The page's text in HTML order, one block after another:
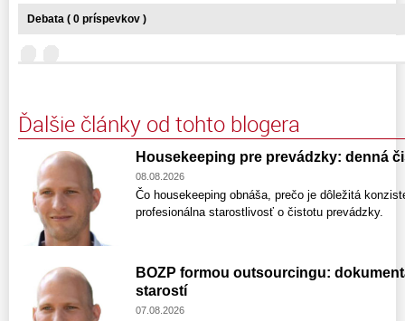
Debata ( 0 príspevkov )
Ďalšie články od tohto blogera
Housekeeping pre prevádzky: denná
08.08.2026
Čo housekeeping obnáša, prečo je dôležitá
profesionálna starostlivosť o čistotu prevádzky.
BOZP formou outsourcingu:
starostí
07.08.2026